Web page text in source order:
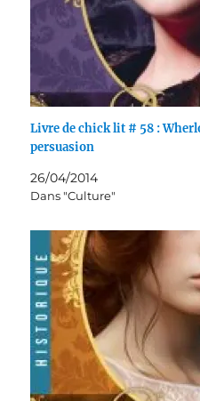
Livre de chick lit # 58 :
persuasion
26/04/2014
Dans "Culture"